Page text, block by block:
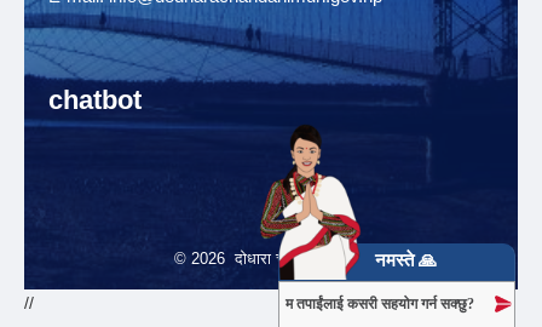
chatbot
© 2026 दोधारा चादँनी नगरपालिकानमस्ते 🙏
म तपाईंलाई कसरी सहयोग गर्न सक्छु?
//